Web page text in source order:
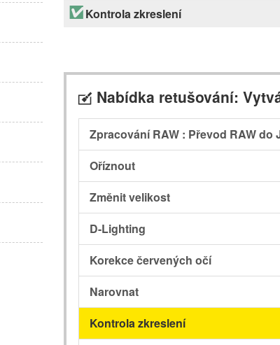
Kontrola zkreslení
N Nabídka retušování:
Zpracování RAW : Převod RAW do
Oříznout
Změnit velikost
D-Lighting
Korekce červených očí
Narovnat
Kontrola zkreslení